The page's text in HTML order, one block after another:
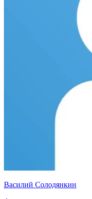
Василий Солодянкин